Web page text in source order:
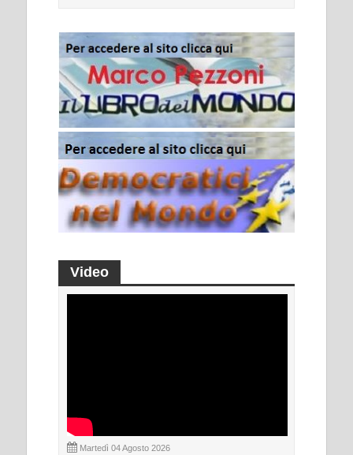
Video
Martedì 04 Agosto 2026